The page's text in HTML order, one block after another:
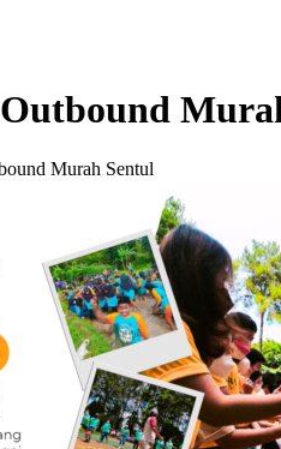
Murah Sentul